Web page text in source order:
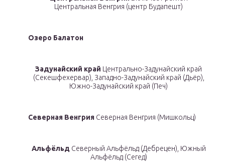
Центральная Венгрия (центр Будапешт)
Озеро Балатон
Задунайский край Центрально-Задунайский край
(Секешфехервар), Западно-Задунайский край (Дьёр),
Южно-Задунайский край (Печ)
Северная Венгрия Северная Венгрия (Мишкольц)
Альфёльд Северный Альфёльд (Дебрецен), Южный
Альфёльд (Сегед)